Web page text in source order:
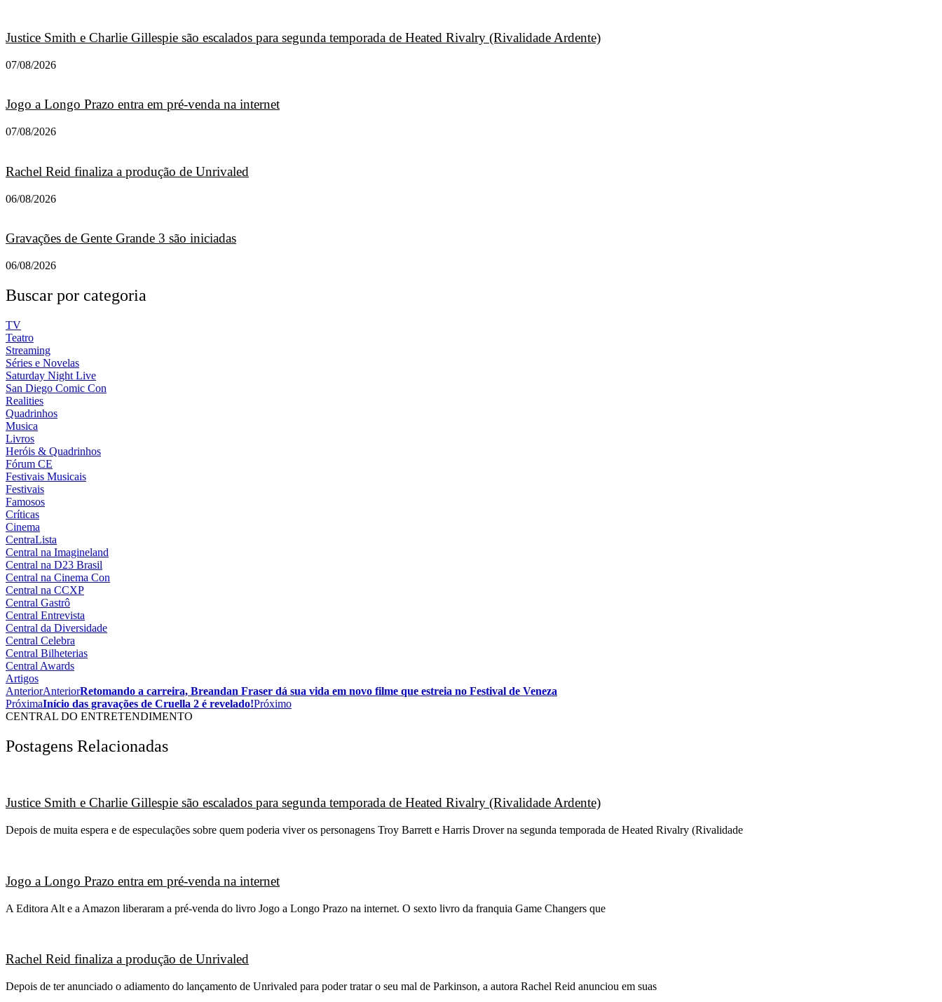
Justice Smith e Charlie Gillespie são escalados para segunda temporada de Heated Rivalry (Rivalidade Ardente)
07/08/2026
Jogo a Longo Prazo entra em pré-venda na internet
07/08/2026
Rachel Reid finaliza a produção de Unrivaled
06/08/2026
Gravações de Gente Grande 3 são iniciadas
06/08/2026
Buscar por categoria
TV
Teatro
Streaming
Séries e Novelas
Saturday Night Live
San Diego Comic Con
Realities
Quadrinhos
Musica
Livros
Heróis & Quadrinhos
Fórum CE
Festivais Musicais
Festivais
Famosos
Críticas
Cinema
CentraLista
Central na Imagineland
Central na D23 Brasil
Central na Cinema Con
Central na CCXP
Central Gastrô
Central Entrevista
Central da Diversidade
Central Celebra
Central Bilheterias
Central Awards
Artigos
AnteriorAnteriorRetomando a carreira, Breandan Fraser dá sua vida em novo filme que estreia no Festival de Veneza
PróximaInício das gravações de Cruella 2 é revelado!Próximo
CENTRAL DO ENTRETENDIMENTO
Postagens Relacionadas
Justice Smith e Charlie Gillespie são escalados para segunda temporada de Heated Rivalry (Rivalidade Ardente)
Depois de muita espera e de especulações sobre quem poderia viver os personagens Troy Barrett e Harris Drover na segunda temporada de Heated Rivalry (Rivalidade
Jogo a Longo Prazo entra em pré-venda na internet
A Editora Alt e a Amazon liberaram a pré-venda do livro Jogo a Longo Prazo na internet. O sexto livro da franquia Game Changers que
Rachel Reid finaliza a produção de Unrivaled
Depois de ter anunciado o adiamento do lançamento de Unrivaled para poder tratar o seu mal de Parkinson, a autora Rachel Reid anunciou em suas